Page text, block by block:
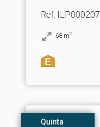
Ref: ILP000207
68 m2
Quinta